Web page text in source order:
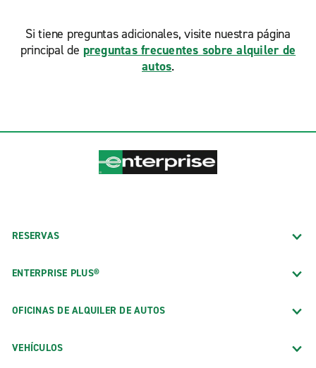
Si tiene preguntas adicionales, visite nuestra página
principal de preguntas frecuentes sobre alquiler de
autos.
RESERVAS
ENTERPRISE PLUS®
OFICINAS DE ALQUILER DE AUTOS
VEHÍCULOS